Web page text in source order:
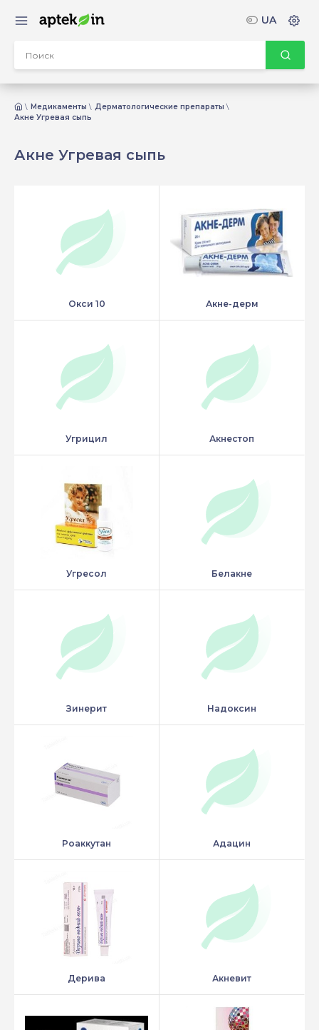
Медикаменты
Дерматологические препараты
Акне Угревая сыпь
Акне Угревая сыпь
Окси 10 Акне-дерм
Угрицил Акнестоп
Угресол Белакне
Зинерит Надоксин
Роаккутан Адацин
Дерива Акневит
UA